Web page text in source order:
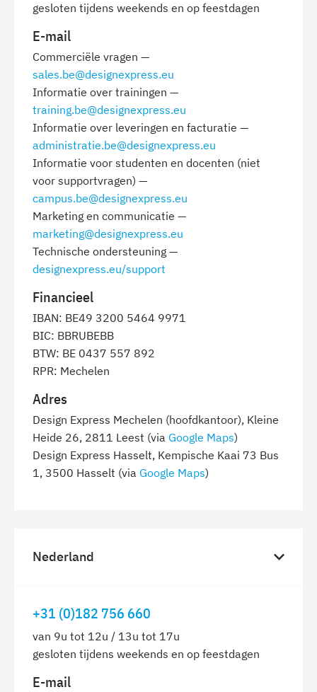
gesloten tijdens weekends en op feestdagen
E-mail
Commerciële vragen —
sales.be@designexpress.eu
Informatie over trainingen —
training.be@designexpress.eu
Informatie over leveringen en facturatie —
administratie.be@designexpress.eu
Informatie voor studenten en docenten (niet
voor supportvragen) —
campus.be@designexpress.eu
Marketing en communicatie —
marketing@designexpress.eu
Technische ondersteuning —
designexpress.eu/support
Financieel
IBAN: BE49 3200 5464 9971
BIC: BBRUBEBB
BTW: BE 0437 557 892
RPR: Mechelen
Adres
Design Express Mechelen (hoofdkantoor), Kleine
Heide 26, 2811 Leest (via Google Maps)
Design Express Hasselt, Kempische Kaai 73 Bus
1, 3500 Hasselt (via Google Maps)
Nederland
+31 (0)182 756 660
van 9u tot 12u / 13u tot 17u
gesloten tijdens weekends en op feestdagen
E-mail